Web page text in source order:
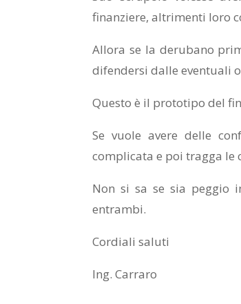
finanziere, altrimenti loro
Allora se la derubano
difendersi dalle eventuali
Questo è il prototipo del
Se vuole avere delle
complicata e poi tragga le
Non si sa se sia peggio
entrambi.
Cordiali saluti
Ing. Carraro